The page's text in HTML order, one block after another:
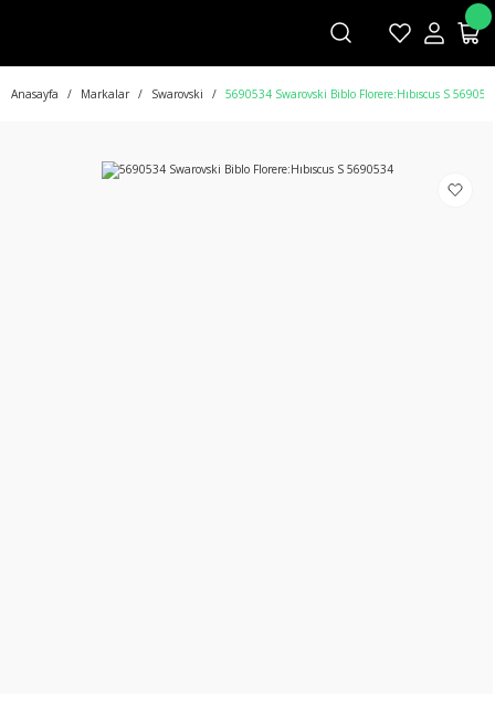
Anasayfa Markalar Swarovski 5690534 Swarovski Biblo Florere:Hıbıscus S